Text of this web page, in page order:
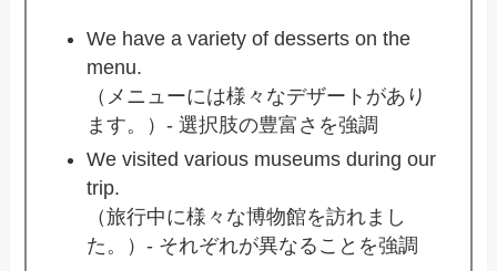
We have a variety of desserts on the
menu.
（メニューには様々なデザートがあり
ます。）- 選択肢の豊富さを強調
We visited various museums during our
trip.
（旅行中に様々な博物館を訪れまし
た。）- それぞれが異なることを強調